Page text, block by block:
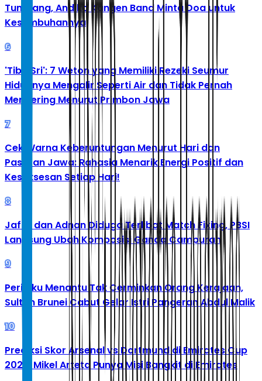
Tumbang, Andika Kangen Band Minta Doa untuk
Kesembuhannya
6
'Tibo Sri': 7 Weton yang Memiliki Rezeki Seumur
Hidupnya Mengalir Seperti Air dan Tidak Pernah
Mengering Menurut Primbon Jawa
7
Cek Warna Keberuntungan Menurut Hari dan
Pasaran Jawa: Rahasia Menarik Energi Positif dan
Kesuksesan Setiap Hari!
8
Jafar dan Adnan Diduga Terlibat Match Fixing, PBSI
Langsung Ubah Komposisi Ganda Campuran
9
Perilaku Menantu Tak Cerminkan Orang Kerajaan,
Sultan Brunei Cabut Gelar Istri Pangeran Abdul Malik
10
Prediksi Skor Arsenal vs Dortmund di Emirates Cup
2026: Mikel Arteta Punya Misi Bangkit di Emirates